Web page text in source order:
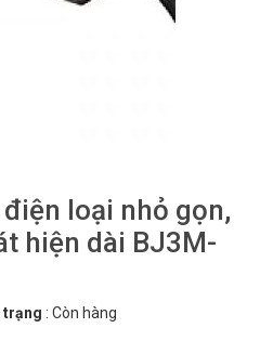
loại nhỏ gọn,
hiện dài BJ3M-
trạng : Còn hàng